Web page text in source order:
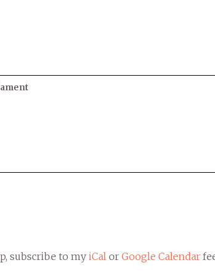
subscribe to my iCal or Google Calendar